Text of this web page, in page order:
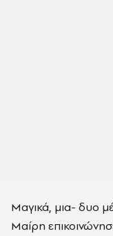
Μαγικά, μια- δυο
Μαίρη